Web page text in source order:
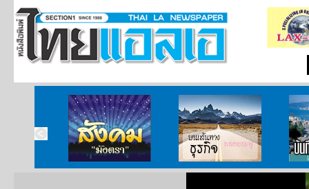
สังคมมังตรา บนเส้นทางธุรกิจ บั